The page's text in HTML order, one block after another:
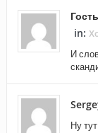
Гость
in:
И
Ну